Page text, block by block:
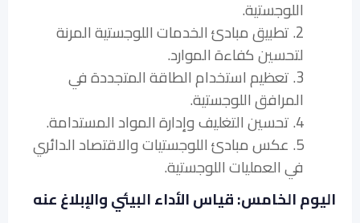
اللوجستية.
2. تطبيق مبادئ الخدمات اللوجستية المرنة
لتحسين كفاءة الموارد.
3. تعظيم استخدام الطاقة المتجددة في
المرافق اللوجستية.
4. تحسين التغليف وإدارة المواد المستدامة.
5. عكس مبادئ اللوجستيات والاقتصاد الدائري
في العمليات اللوجستية.
اليوم الخامس: قياس الأداء البيئي والإبلاغ عنه